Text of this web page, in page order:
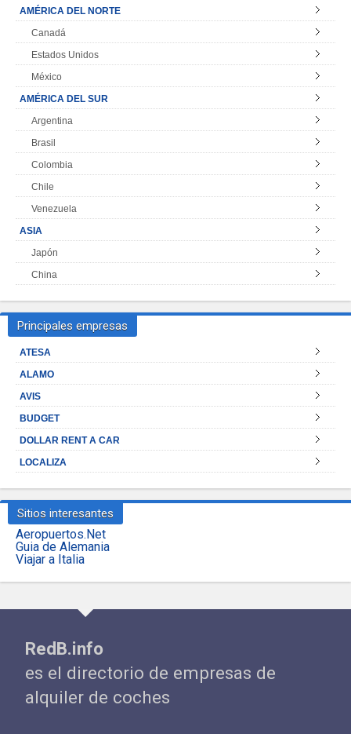
AMÉRICA DEL NORTE
Canadá
Estados Unidos
México
AMÉRICA DEL SUR
Argentina
Brasil
Colombia
Chile
Venezuela
ASIA
Japón
China
Principales empresas
ATESA
ALAMO
AVIS
BUDGET
DOLLAR RENT A CAR
LOCALIZA
Sitios interesantes
Aeropuertos.Net
Guia de Alemania
Viajar a Italia
RedB.info
es el directorio de empresas de
alquiler de coches